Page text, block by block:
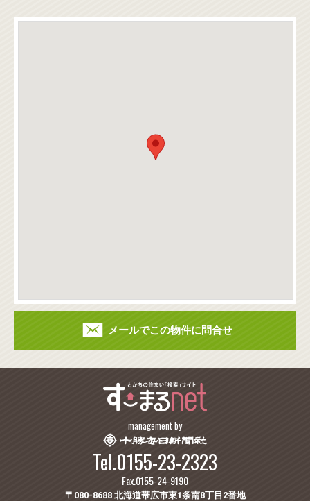
メールでこの物件に問合せ
management by
Tel.0155-23-2323
Fax.0155-24-9190
〒080-8688 北海道帯広市東1条南8丁目2番地